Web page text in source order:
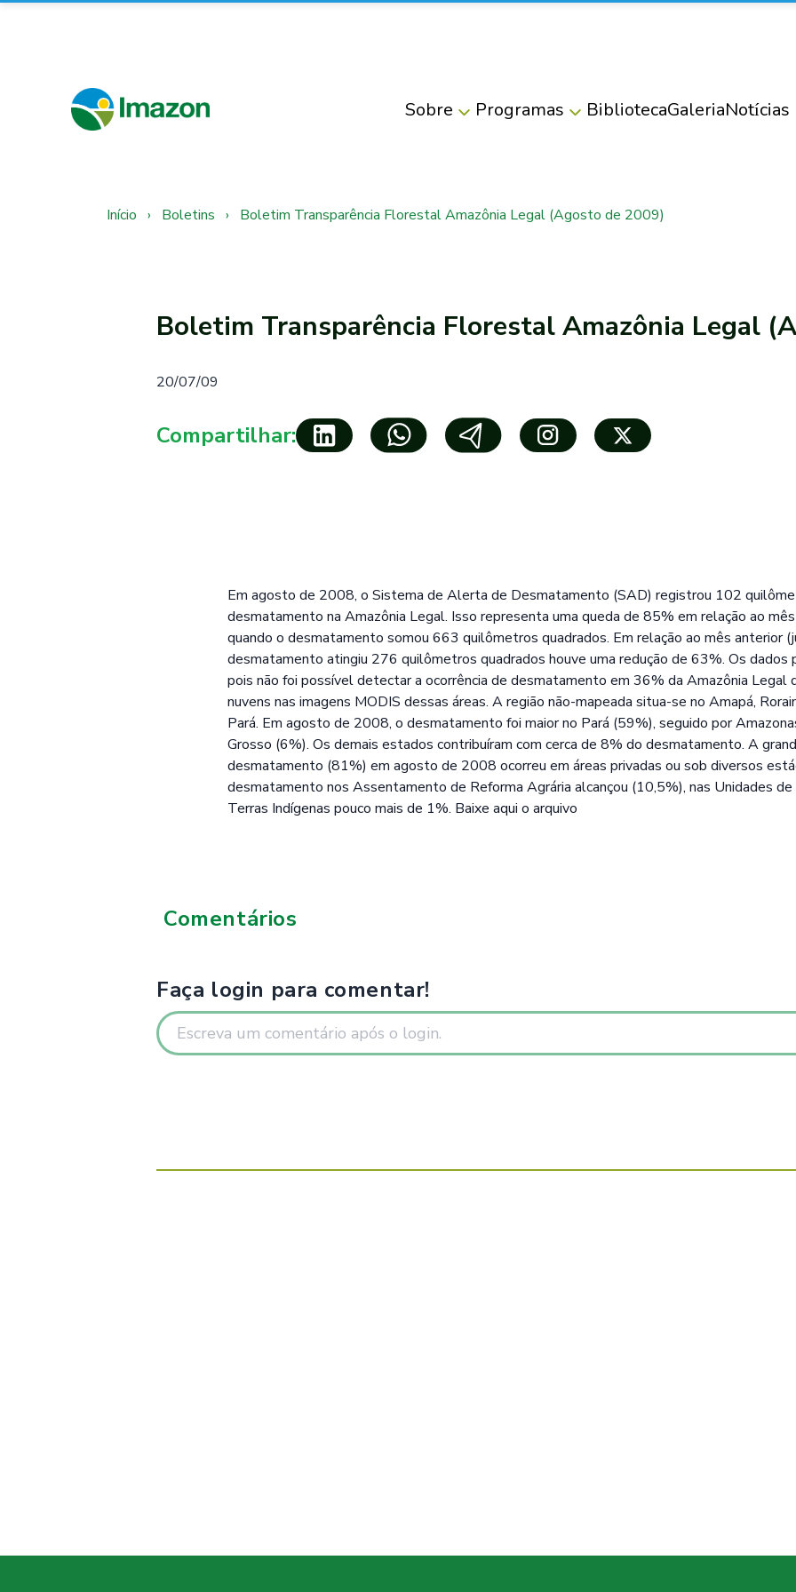
Sobre Programas BibliotecaGaleriaNotícias
Início › Boletins › Boletim Transparência Florestal Amazônia Legal (Agosto de 2009)
Boletim Transparência Florestal Amazônia Legal
20/07/09
Compartilhar:
Em agosto de 2008, o Sistema de Alerta de Desmatamento (SAD) registrou 102
desmatamento na Amazônia Legal. Isso representa uma queda de 85% em relação ao
quando o desmatamento somou 663 quilômetros quadrados. Em relação ao mês anterior
desmatamento atingiu 276 quilômetros quadrados houve uma redução de 63%. Os dados
pois não foi possível detectar a ocorrência de desmatamento em 36% da Amazônia Legal
nuvens nas imagens MODIS dessas áreas. A região não-mapeada situa-se no Amapá,
Pará. Em agosto de 2008, o desmatamento foi maior no Pará (59%), seguido por
Grosso (6%). Os demais estados contribuíram com cerca de 8% do desmatamento. A
desmatamento (81%) em agosto de 2008 ocorreu em áreas privadas ou sob diversos
desmatamento nos Assentamento de Reforma Agrária alcançou (10,5%), nas Unidades de
Terras Indígenas pouco mais de 1%. Baixe aqui o arquivo
Comentários
Faça login para comentar!